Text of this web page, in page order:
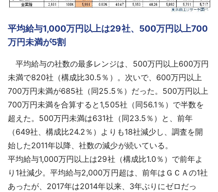
平均給与1,000万円以上は29社、500万円以上700
万円未満が5割
平均給与の社数の最多レンジは、500万円以上600万円
未満で820社（構成比30.5％）。次いで、600万円以上
700万円未満が685社（同25.5％）だった。500万円以上
700万円未満を合算すると1,505社（同56.1％）で半数を
超えた。500万円未満は631社（同23.5％）と、前年
（649社、構成比24.2％）よりも18社減少し、調査を開
始した2011年以降、社数の減少が続いている。
平均給与1,000万円以上は29社（構成比1.0％）で前年よ
り1社減少。平均給与2,000万円超は、前年はＧＣＡの1社
あったが、2017年は2014年以来、3年ぶりにゼロだっ